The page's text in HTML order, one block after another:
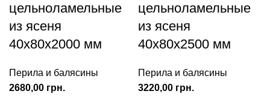
цельноламельные
из ясеня
40x80x2000 мм
Перила и балясины
грн.
цельноламельные
из ясеня
40x80x2500 мм
Перила и балясины
грн.